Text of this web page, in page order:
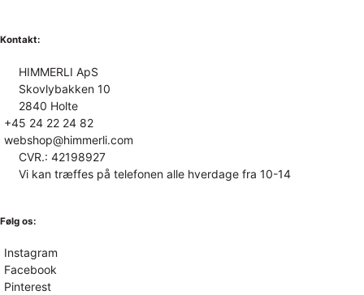
Kontakt:
HIMMERLI ApS
Skovlybakken 10
2840 Holte
+45 24 22 24 82
webshop@himmerli.com
CVR.: 42198927
Vi kan træffes på telefonen alle hverdage fra 10-14
Følg os:
Instagram
Facebook
Pinterest